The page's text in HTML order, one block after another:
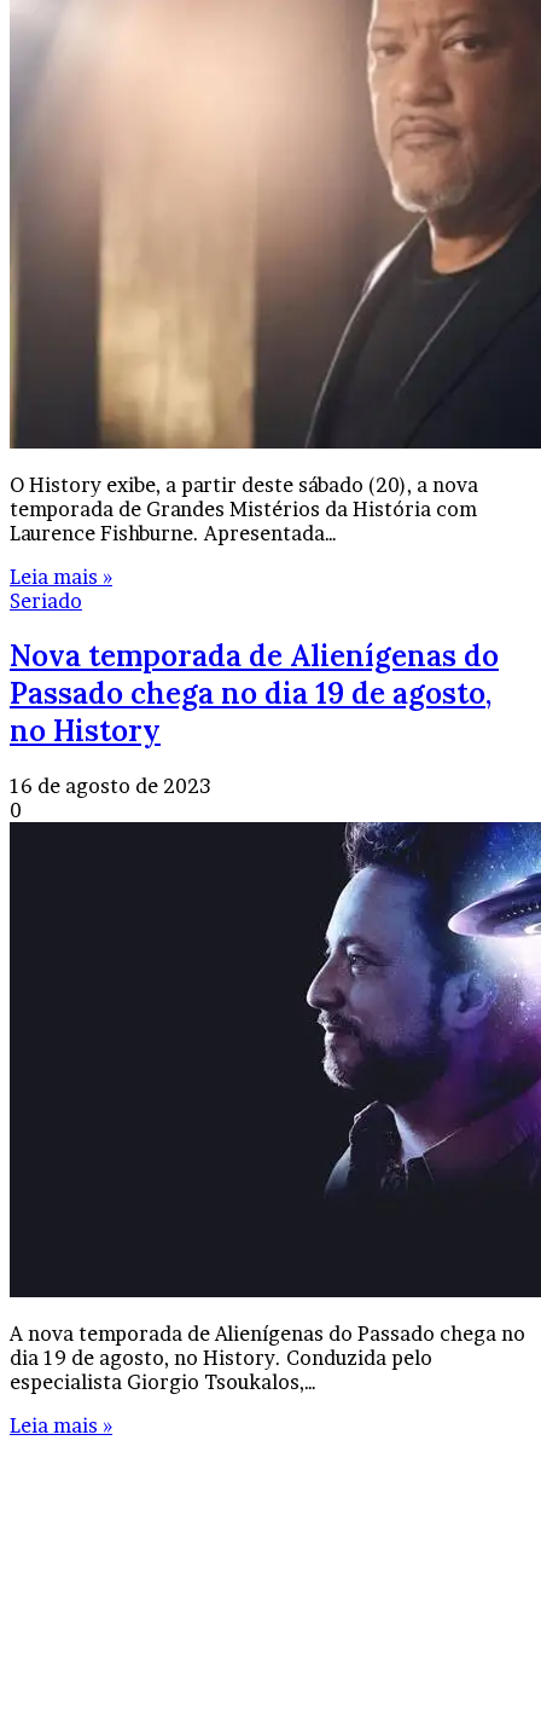
O History exibe, a partir deste sábado (20), a nova
temporada de Grandes Mistérios da História com
Laurence Fishburne. Apresentada…
Leia mais »
Seriado
Nova temporada de Alienígenas do
Passado chega no dia 19 de agosto,
no History
16 de agosto de 2023
0
A nova temporada de Alienígenas do Passado chega no
dia 19 de agosto, no History. Conduzida pelo
especialista Giorgio Tsoukalos,…
Leia mais »